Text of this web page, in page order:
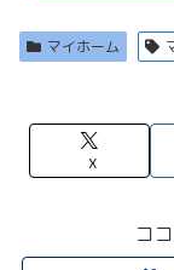
マイホーム
X
コ